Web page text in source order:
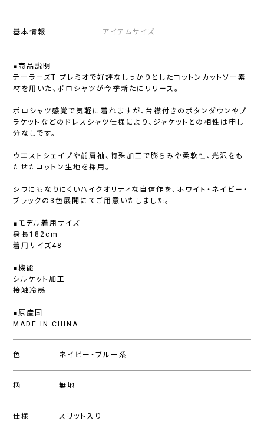
基本情報 アイテムサイズ
■商品説明
テーラーズT プレミオで好評なしっかりとしたコットンカットソー素
材を用いた、ポロシャツが今季新たにリリース。
ポロシャツ感覚で気軽に着れますが、台襟付きのボタンダウンやプ
ラケットなどのドレスシャツ仕様により、ジャケットとの相性は申し
分なしです。
ウエストシェイプや前肩袖、特殊加工で膨らみや柔軟性、光沢をも
たせたコットン生地を採用。
シワにもなりにくいハイクオリティな自信作を、ホワイト・ネイビー・
ブラックの3色展開にてご用意いたしました。
■モデル着用サイズ
身長182cm
着用サイズ48
■機能
シルケット加工
接触冷感
■原産国
MADE IN CHINA
色 ネイビー・ブルー系
柄 無地
仕様 スリット入り